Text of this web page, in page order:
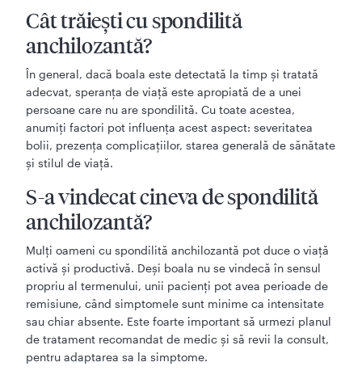
Cât trăiești cu spondilită
anchilozantă?
În general, dacă boala este detectată la timp și tratată
adecvat, speranța de viață este apropiată de a unei
persoane care nu are spondilită. Cu toate acestea,
anumiți factori pot influența acest aspect: severitatea
bolii, prezența complicațiilor, starea generală de sănătate
și stilul de viață.
S-a vindecat cineva de spondilită
anchilozantă?
Mulți oameni cu spondilită anchilozantă pot duce o viață
activă și productivă. Deși boala nu se vindecă în sensul
propriu al termenului, unii pacienți pot avea perioade de
remisiune, când simptomele sunt minime ca intensitate
sau chiar absente. Este foarte important să urmezi planul
de tratament recomandat de medic și să revii la consult,
pentru adaptarea sa la simptome.